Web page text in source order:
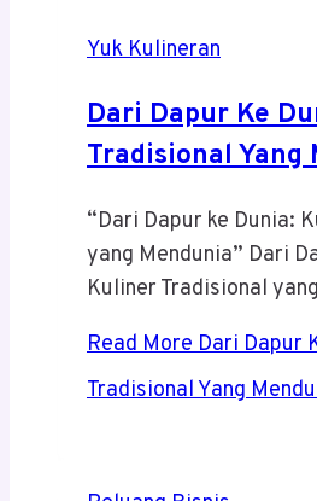
Yuk Kulineran
Dari Dapur Ke
Tradisional Yang
“Dari Dapur ke Dunia:
yang Mendunia” Dari
Kuliner Tradisional
Read MoreDari Dapur
Tradisional Yang